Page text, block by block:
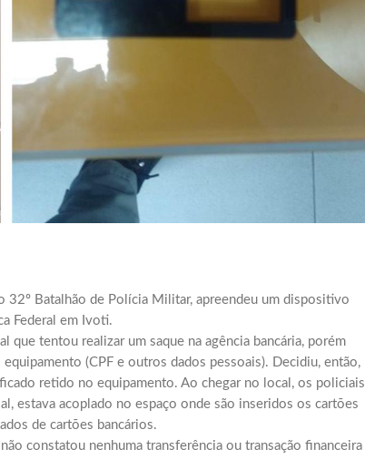
32º Batalhão de Polícia Militar, apreendeu um dispositivo
Federal em Ivoti.
tentou realizar um saque na agência bancária, porém
(CPF e outros dados pessoais). Decidiu, então,
retido no equipamento. Ao chegar no local, os policiais
estava acoplado no espaço onde são inseridos os cartões
de cartões bancários.
constatou nenhuma transferência ou transação financeira